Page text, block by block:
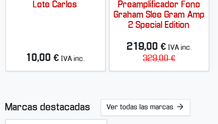
Lote Carlos
10,00 € IVA inc.
Preamplificador Fono
Graham Slee Gram Amp
2 Special Edition
219,00 € IVA inc.
329,00 €
Marcas destacadas Ver todas las marcas